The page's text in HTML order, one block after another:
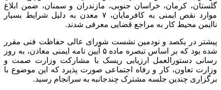
برچسب ها
بازرسان کار حوادث ناشی از کار کارگران
آخرین اخبار
1 هفته پیش
مراسم تشییع شهید محمدجواد عفری در سوسنگرد
برگزار می‌شود